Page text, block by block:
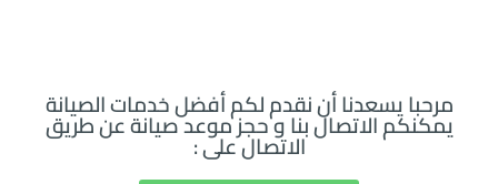
مرحبا يسعدنا أن نقدم لكم أفضل خدمات الصيانة
يمكنكم الاتصال بنا و حجز موعد صيانة عن طريق
الاتصال على :